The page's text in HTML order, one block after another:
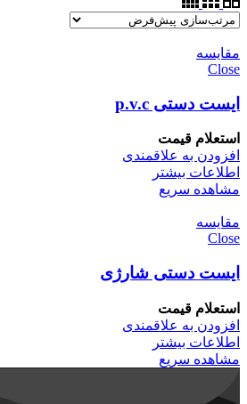
مقایسه
Close
ایست دستی p.v.c
استعلام قیمت
افزودن به علاقمندی
اطلاعات بیشتر
مشاهده سریع
مقایسه
Close
ایست دستی شارژی
استعلام قیمت
افزودن به علاقمندی
اطلاعات بیشتر
مشاهده سریع